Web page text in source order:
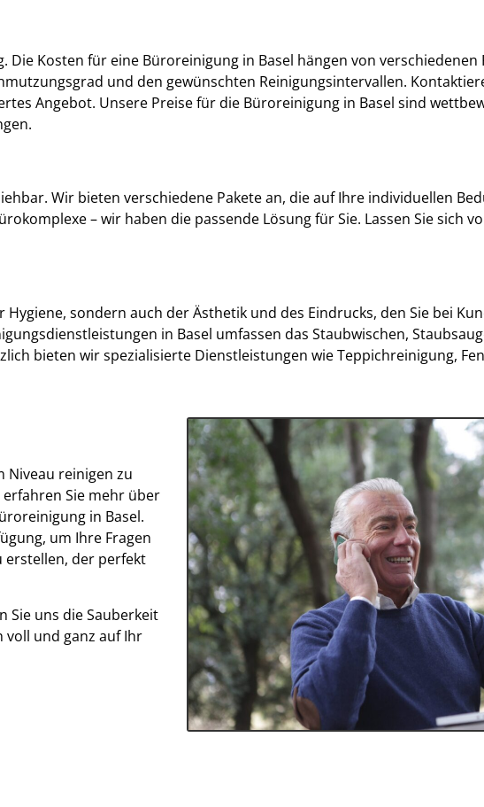
Die Kosten für eine Büroreinigung in Basel hängen von verschiedenen
und den gewünschten Reinigungsintervallen.
Angebot. Unsere Preise für die Büroreinigung in Basel sind
Wir bieten verschiedene Pakete an, die auf Ihre individuellen
– wir haben die passende Lösung für Sie. Lassen Sie sich
sondern auch der Ästhetik und des Eindrucks, den Sie bei
in Basel umfassen das Staubwischen,
bieten wir spezialisierte Dienstleistungen wie Teppichreinigung,
Niveau reinigen zu
Sie mehr über
in Basel.
um Ihre Fragen
erstellen, der perfekt
Sie uns die Sauberkeit
voll und ganz auf Ihr